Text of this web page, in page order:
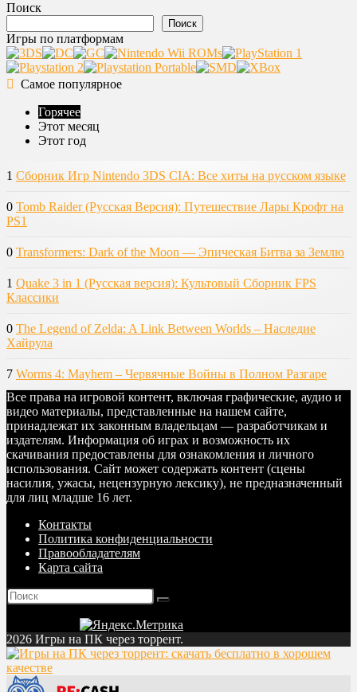
Поиск
Поиск
Игры по платформам
Самое популярное
Горячее
Этот месяц
Этот год
1 Сборник Игр Nintendo 3DS CIA: Все хиты на русском языке
0 Tomb Raider (Русская Версия): Путешествие Лары Крофт на
PS1
0 Transformers: Dark of the Moon — Эпическая Битва за Землю
1 Quake 3 in 1 (Русская версия): Культовый Сборник FPS
Классики
0 The Legend of Zelda: A Link Between Worlds – Наследие
Хайрула
7 Worms 4: Mayhem – Червячные Войны в Полном Разгаре
Все права на игровой контент, включая графические, аудио и
видео материалы, представленные на нашем сайте,
принадлежат их законным владельцам — разработчикам и
издателям. Информация об играх и возможность их
скачивания предоставлены для ознакомления и личного
использования. Сайт может содержать контент (сцены
насилия, ужасы, нецензурную лексику), не предназначенный
для лиц младше 16 лет.
Контакты
Политика конфиденциальности
Правообладателям
Карта сайта
2026 Игры на ПК через торрент.